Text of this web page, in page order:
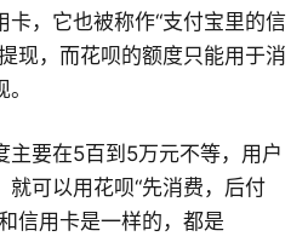
，它也被称作“支付宝里的信
现，而花呗的额度只能用于消
主要在5百到5万元不等，用户
可以用花呗“先消费，后付
信用卡是一样的，都是